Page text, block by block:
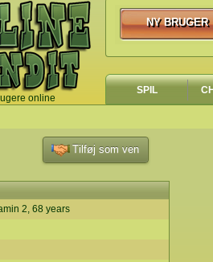
online
NY BRUGER
NY BRUGER
SPIL
Tilføj som ven
2, 68 years